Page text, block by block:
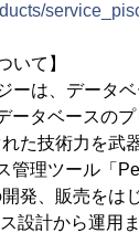
いて】
ーは、データ
ータベースの
た技術力を武
管理ツール「
発、販売をは
設計から運用